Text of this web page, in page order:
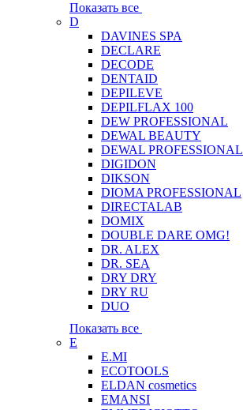
Показать все
D
DAVINES SPA
DECLARE
DECODE
DENTAID
DEPILEVE
DEPILFLAX 100
DEW PROFESSIONAL
DEWAL BEAUTY
DEWAL PROFESSIONAL
DIGIDON
DIKSON
DIOMA PROFESSIONAL
DIRECTALAB
DOMIX
DOUBLE DARE OMG!
DR. ALEX
DR. SEA
DRY DRY
DRY RU
DUO
Показать все
E
E.MI
ECOTOOLS
ELDAN cosmetics
EMANSI